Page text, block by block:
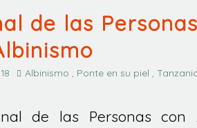
de las
Albinismo , Ponte en su piel ,
de las Personas con